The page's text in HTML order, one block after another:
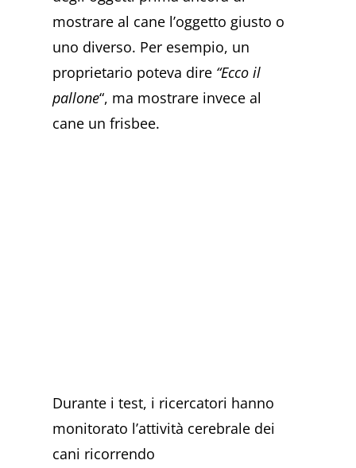
mostrare al cane l’oggetto giusto o
uno diverso. Per esempio, un
proprietario poteva dire “Ecco il
pallone“, ma mostrare invece al
cane un frisbee.
Durante i test, i ricercatori hanno
monitorato l’attività cerebrale dei
cani ricorrendo